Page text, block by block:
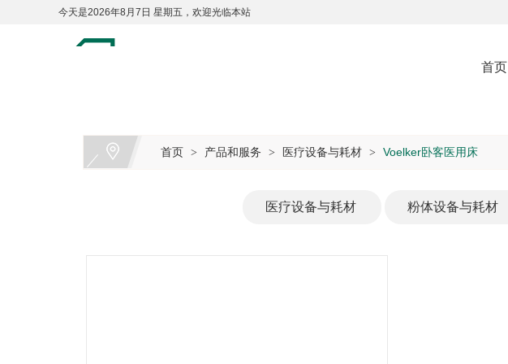
今天是2026年8月7日 星期五，欢迎光临本站
首页
首页 > 产品和服务 > 医疗设备与耗材 > Voelker卧客医用床
医疗设备与耗材 粉体设备与耗材